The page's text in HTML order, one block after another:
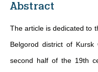
Abstract
The article is dedicated to
Belgorod district of
second half of the 19th